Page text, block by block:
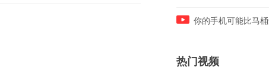
你的手机可能比马
热门视频